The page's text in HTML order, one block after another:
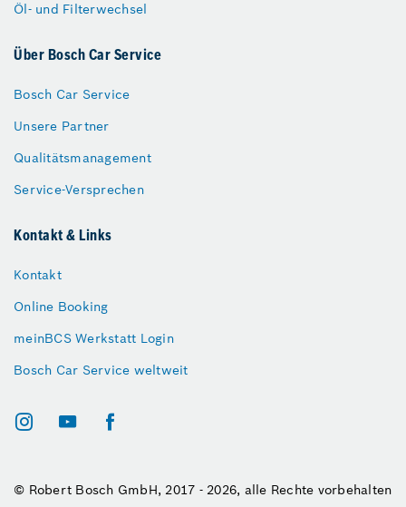
Öl- und Filterwechsel
Über Bosch Car Service
Bosch Car Service
Unsere Partner
Qualitätsmanagement
Service-Versprechen
Kontakt & Links
Kontakt
Online Booking
meinBCS Werkstatt Login
Bosch Car Service weltweit
© Robert Bosch GmbH, 2017 - 2026, alle Rechte vorbehalten